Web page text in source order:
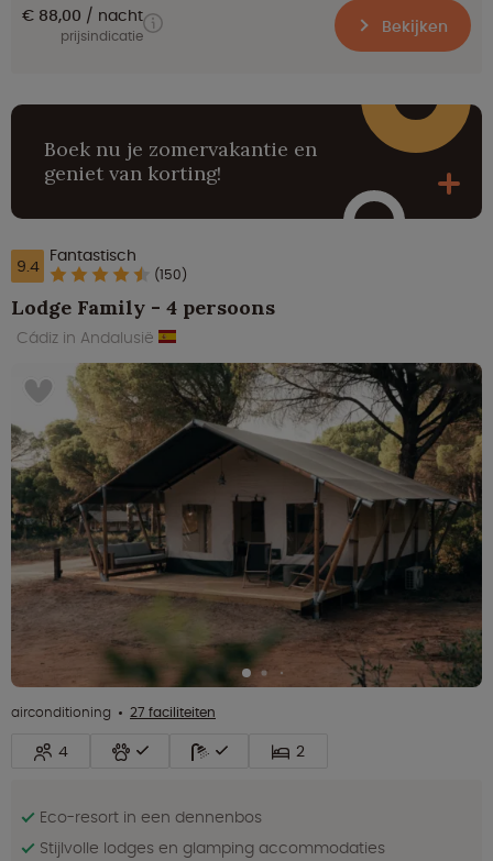
€ 88,00 nacht
prijsindicatie Bekijken
Boek nu je zomervakantie en
geniet van korting!
9.4 Fantastisch
(150)
Lodge Family - 4 persoons
Cádiz in Andalusië
airconditioning 27 faciliteiten
4 2
Eco-resort in een dennenbos
Stijlvolle lodges en glamping accommodaties